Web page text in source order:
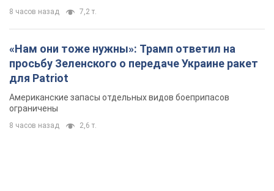
8 часов назад 7,2 т.
«Нам они тоже нужны»: Трамп ответил на
просьбу Зеленского о передаче Украине ракет
для Patriot
Американские запасы отдельных видов боеприпасов
ограничены
8 часов назад 2,6 т.